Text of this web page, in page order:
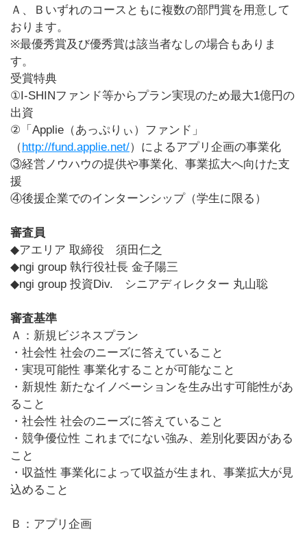
Ａ、Ｂいずれのコースともに複数の部門賞を用意して
おります。
※最優秀賞及び優秀賞は該当者なしの場合もありま
す。
受賞特典
①I-SHINファンド等からプラン実現のため最大1億円の
出資
②「Applie（あっぷりぃ）ファンド」
（http://fund.applie.net/）によるアプリ企画の事業化
③経営ノウハウの提供や事業化、事業拡大へ向けた支
援
④後援企業でのインターンシップ（学生に限る）
審査員
◆アエリア 取締役 須田仁之
◆ngi group 執行役社長 金子陽三
◆ngi group 投資Div. シニアディレクター 丸山聡
審査基準
Ａ：新規ビジネスプラン
・社会性 社会のニーズに答えていること
・実現可能性 事業化することが可能なこと
・新規性 新たなイノベーションを生み出す可能性があ
ること
・社会性 社会のニーズに答えていること
・競争優位性 これまでにない強み、差別化要因がある
こと
・収益性 事業化によって収益が生まれ、事業拡大が見
込めること
Ｂ：アプリ企画